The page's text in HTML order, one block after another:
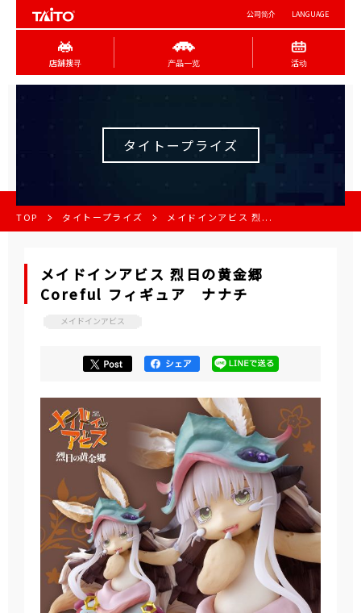
公司简介 LANGUAGE
店舖搜寻 产品一览 活动
タイトープライズ
TOP タイトープライズ メイドインアビス 烈...
メイドインアビス 烈日の黄金郷
Coreful フィギュア ナナチ
メイドインアビス